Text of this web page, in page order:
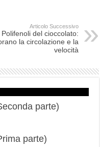
Articolo Successivo
Polifenoli del cioccolato:
la circolazione e la
velocità
parte)
parte)